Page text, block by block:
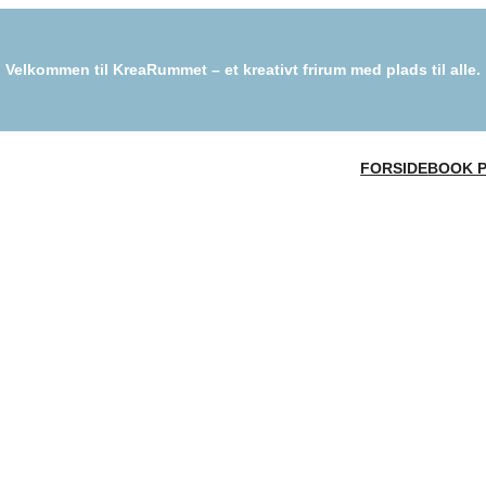
Velkommen til KreaRummet – et kreativt frirum med plads til alle.
FORSIDEBOOK